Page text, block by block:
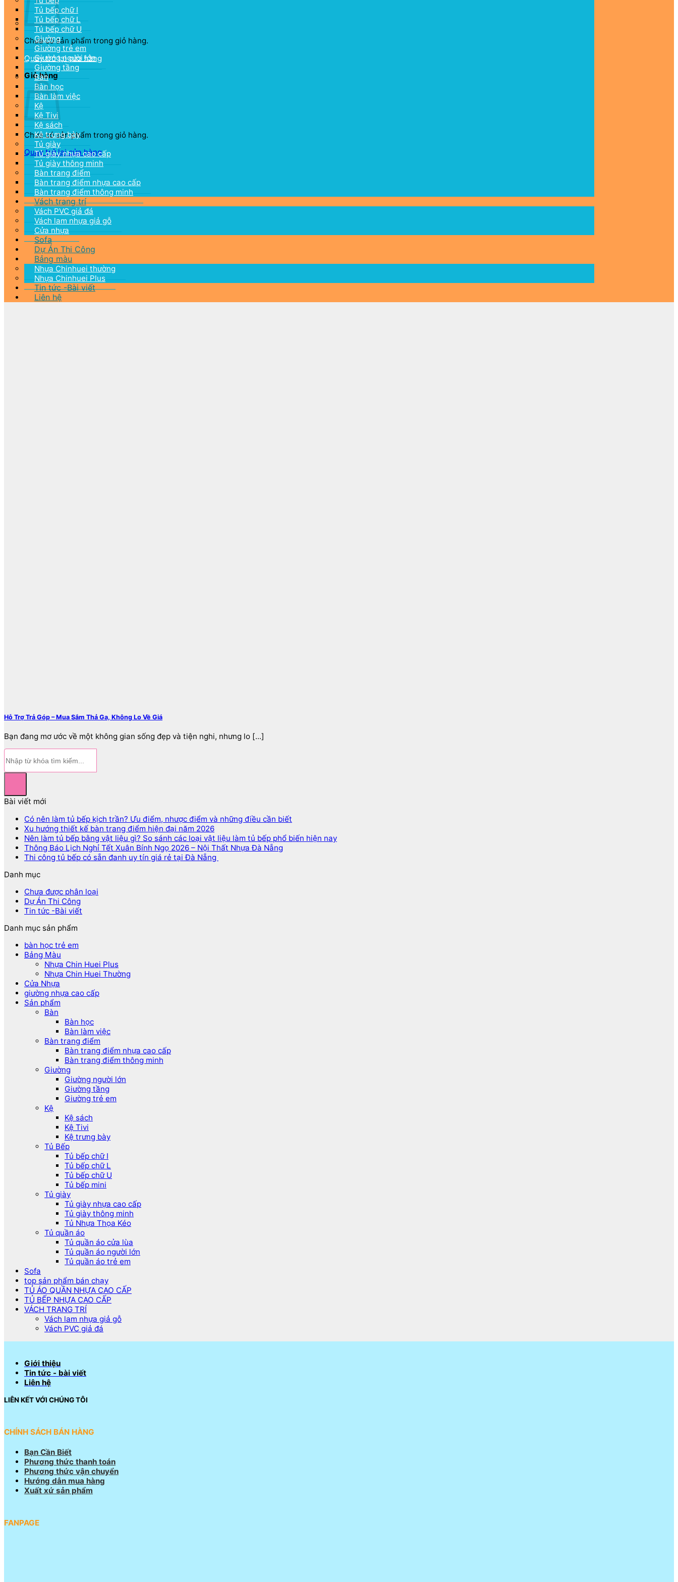
Chưa có sản phẩm trong giỏ hàng.
Quay trở lại cửa hàng
Giỏ hàng
Chưa có sản phẩm trong giỏ hàng.
Quay trở lại cửa hàng
Tủ bếp chữ I
Tủ bếp chữ L
Tủ bếp chữ U
Giường
Giường trẻ em
Giường người lớn
Giường tầng
Bàn
Bàn học
Bàn làm việc
Kệ
Kệ Tivi
Kệ sách
Kệ trưng bày
Tủ giày
Tủ giày nhựa cao cấp
Tủ giày thông minh
Bàn trang điểm
Bàn trang điểm nhựa cao cấp
Bàn trang điểm thông minh
Vách trang trí
Vách PVC giả đá
Vách lam nhựa giả gỗ
Cửa nhựa
Sofa
Dự Án Thi Công
Bảng màu
Nhựa Chinhuei thường
Nhựa Chinhuei Plus
Tin tức -Bài viết
Liên hệ
Hỗ Trợ Trả Góp – Mua Sắm Thả Ga, Không Lo Về Giá
Bạn đang mơ ước về một không gian sống đẹp và tiện nghi, nhưng lo [...]
Bài viết mới
Có nên làm tủ bếp kịch trần? Ưu điểm, nhược điểm và những điều cần biết
Xu hướng thiết kế bàn trang điểm hiện đại năm 2026
Nên làm tủ bếp bằng vật liệu gì? So sánh các loại vật liệu làm tủ bếp phổ biến hiện nay
Thông Báo Lịch Nghỉ Tết Xuân Bính Ngọ 2026 – Nội Thất Nhựa Đà Nẵng
Thi công tủ bếp có sẵn đanh uy tín giá rẻ tại Đà Nẵng
Danh mục
Chưa được phân loại
Dự Án Thi Công
Tin tức -Bài viết
Danh mục sản phẩm
bàn học trẻ em
Bảng Màu
Nhựa Chin Huei Plus
Nhựa Chin Huei Thường
Cửa Nhựa
giường nhựa cao cấp
Sản phẩm
Bàn
Bàn học
Bàn làm việc
Bàn trang điểm
Bàn trang điểm nhựa cao cấp
Bàn trang điểm thông minh
Giường
Giường người lớn
Giường tầng
Giường trẻ em
Kệ
Kệ sách
Kệ Tivi
Kệ trưng bày
Tủ Bếp
Tủ bếp chữ I
Tủ bếp chữ L
Tủ bếp chữ U
Tủ bếp mini
Tủ giày
Tủ giày nhựa cao cấp
Tủ giày thông minh
Tủ Nhựa Thọa Kéo
Tủ quần áo
Tủ quần áo cửa lùa
Tủ quần áo người lớn
Tủ quần áo trẻ em
Sofa
top sản phẩm bán chạy
TỦ ÁO QUẦN NHỰA CAO CẤP
TỦ BẾP NHỰA CAO CẤP
VÁCH TRANG TRÍ
Vách lam nhựa giả gỗ
Vách PVC giả đá
Giới thiệu
Tin tức - bài viết
Liên hệ
LIÊN KẾT VỚI CHÚNG TÔI
CHÍNH SÁCH BÁN HÀNG
Bạn Cần Biết
Phương thức thanh toán
Phương thức vận chuyển
Hướng dẫn mua hàng
Xuất xứ sản phẩm
FANPAGE